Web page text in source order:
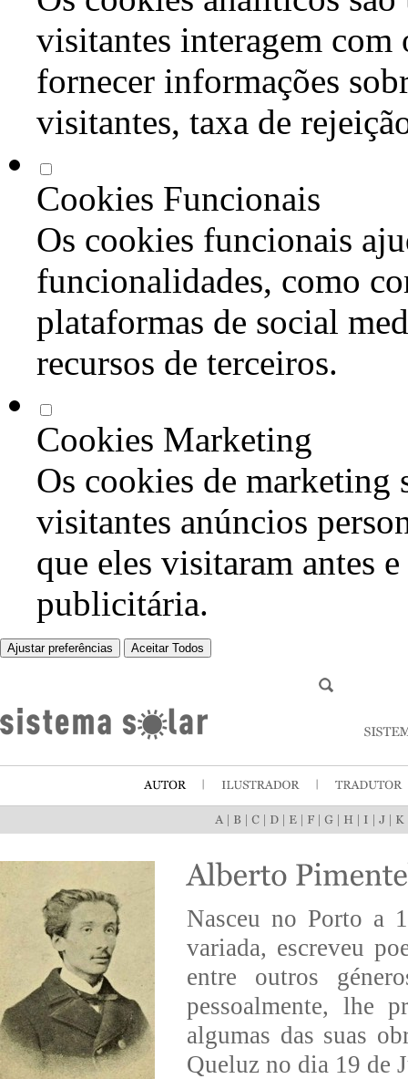
visitantes interagem com
fornecer informações
visitantes, taxa de
Cookies Funcionais
Os cookies funcionais
funcionalidades, como
plataformas de social
recursos de terceiros.
Cookies Marketing
Os cookies de marketing
visitantes anúncios
que eles visitaram antes
publicitária.
Ajustar preferências Aceitar Todos
Nasceu no Porto a
variada, escreveu
entre outros
pessoalmente, lhe
algumas das suas
Queluz no dia 19 de